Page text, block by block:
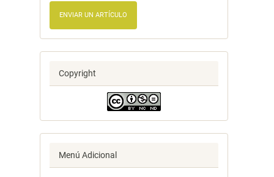
ENVIAR UN ARTÍCULO
Copyright
Menú Adicional